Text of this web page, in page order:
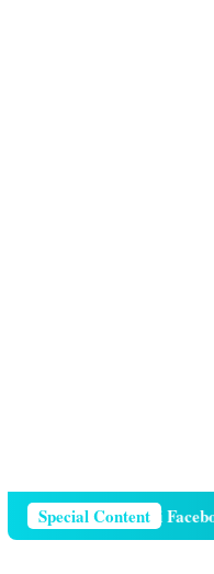
Special Content
Telepon Di Facebook